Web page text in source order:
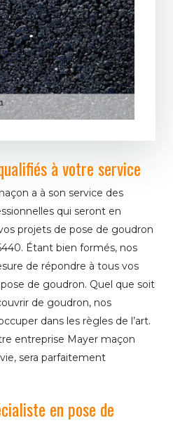
à votre service
a à son service des
qui seront en
projets de pose de goudron
Étant bien formés, nos
de répondre à tous vos
de goudron. Quel que soit
de goudron, nos
dans les règles de l’art.
entreprise Mayer maçon
sera parfaitement
en pose de